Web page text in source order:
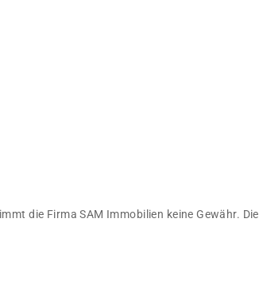
die Firma SAM Immobilien keine Gewähr. Die